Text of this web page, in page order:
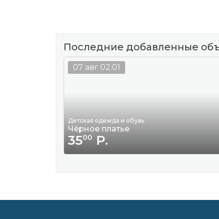
Последние добавленные
Детская одежда и обувь
Чёрное платье
3500 Р.
07 авг 02:01